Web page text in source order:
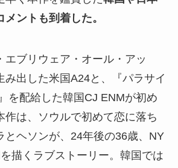
ントも到着した。
エブリウェア・オール・アッ
み出した米国A24と、『パラサイ
を配給した韓国CJ ENMが初め
作は、ソウルで初めて恋に落ち
とヘソンが、24年後の36歳、NY
描くラブストーリー。韓国では